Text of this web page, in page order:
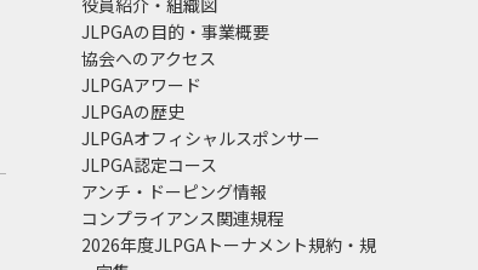
役員紹介・組織図
JLPGAの目的・事業概要
協会へのアクセス
JLPGAアワード
JLPGAの歴史
JLPGAオフィシャルスポンサー
JLPGA認定コース
アンチ・ドーピング情報
コンプライアンス関連規程
2026年度JLPGAトーナメント規約・規